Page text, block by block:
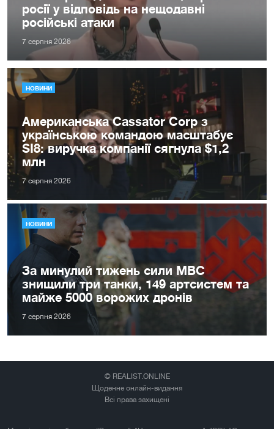
росії у відповідь на нещодавні
російські атаки
7 серпня 2026
НОВИНИ
Американська Cassator Corp з
українською командою масштабує
SI8: виручка компанії сягнула $1,2
млн
7 серпня 2026
НОВИНИ
За минулий тижень сили МВС
знищили три танки, 149 артсистем та
майже 5000 ворожих дронів
7 серпня 2026
© REALIST.ONLINE
Щоденне онлайн-видання
Всі права захищені